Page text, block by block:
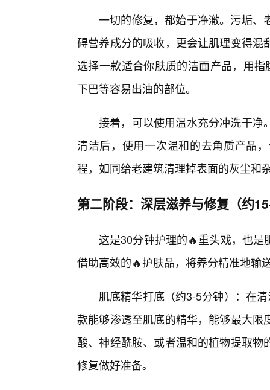
一切的修复，都始于净澈。污垢、
碍营养成分的吸收，更会让肌理变得
选择一款适合你肤质的洁面产品，用
下巴等容易出油的部位。
接着，可以使用温水充分冲洗干净
清洁后，使用一次温和的去角质产品
程，如同给老建筑清理掉表面的灰尘和
第二阶段：深层滋养与修复（约
这是30分钟护理的🔥重头戏，也
借助高效的🔥护肤品，将养分精准地输
肌底精华打底（约3-5分钟）：在
款能够渗透至肌底的精华，能够最大
酸、神经酰胺、或者温和的植物提取
修复做好准备。